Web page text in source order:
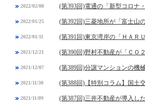
2022/02/08 (第393回)電通の「新型コロナ
2022/01/25 (第392回)三菱地所が「富士山
2022/01/11 (第391回)東京湾岸の「ＨＡＲ
2021/12/21 (第390回)野村不動産が「ＣＯ
2021/12/07 (第389回)分譲マンションの機
2021/11/30 (第388回)【特別コラム】国土
2021/11/09 (第387回)三井不動産が導入し